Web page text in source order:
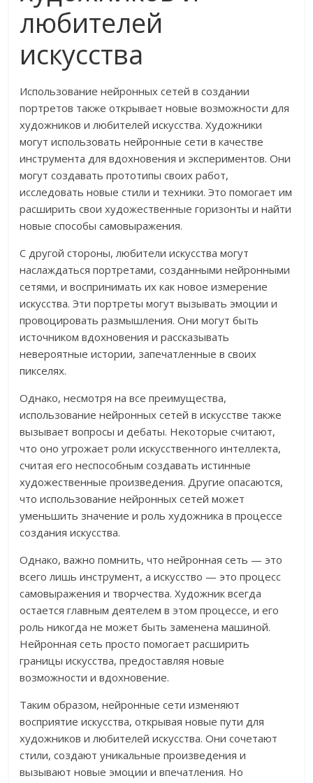
любителей
искусства
Использование нейронных сетей в создании
портретов также открывает новые возможности для
художников и любителей искусства. Художники
могут использовать нейронные сети в качестве
инструмента для вдохновения и экспериментов. Они
могут создавать прототипы своих работ,
исследовать новые стили и техники. Это помогает им
расширить свои художественные горизонты и найти
новые способы самовыражения.
С другой стороны, любители искусства могут
наслаждаться портретами, созданными нейронными
сетями, и воспринимать их как новое измерение
искусства. Эти портреты могут вызывать эмоции и
провоцировать размышления. Они могут быть
источником вдохновения и рассказывать
невероятные истории, запечатленные в своих
пикселях.
Однако, несмотря на все преимущества,
использование нейронных сетей в искусстве также
вызывает вопросы и дебаты. Некоторые считают,
что оно угрожает роли искусственного интеллекта,
считая его неспособным создавать истинные
художественные произведения. Другие опасаются,
что использование нейронных сетей может
уменьшить значение и роль художника в процессе
создания искусства.
Однако, важно помнить, что нейронная сеть — это
всего лишь инструмент, а искусство — это процесс
самовыражения и творчества. Художник всегда
остается главным деятелем в этом процессе, и его
роль никогда не может быть заменена машиной.
Нейронная сеть просто помогает расширить
границы искусства, предоставляя новые
возможности и вдохновение.
Таким образом, нейронные сети изменяют
восприятие искусства, открывая новые пути для
художников и любителей искусства. Они сочетают
стили, создают уникальные произведения и
вызывают новые эмоции и впечатления. Но